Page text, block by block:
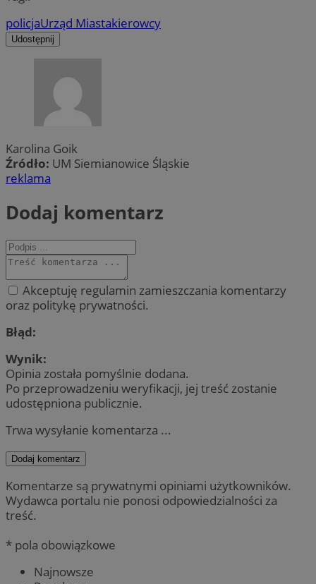
policjaUrząd Miastakierowcy
Udostępnij
Karolina Goik
Źródło: UM Siemianowice Śląskie
reklama
Dodaj komentarz
Akceptuję regulamin zamieszczania komentarzy
oraz politykę prywatności.
Błąd:
Wynik:
Opinia została pomyślnie dodana.
Po przeprowadzeniu weryfikacji, jej treść zostanie
udostępniona publicznie.
Trwa wysyłanie komentarza ...
Dodaj komentarz
Komentarze są prywatnymi opiniami użytkowników.
Wydawca portalu nie ponosi odpowiedzialności za
treść.
* pola obowiązkowe
Najnowsze